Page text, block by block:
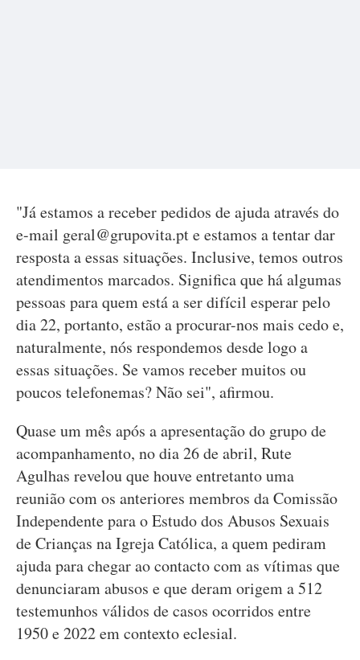
"Já estamos a receber pedidos de ajuda através do
e-mail geral@grupovita.pte estamos a tentar dar
resposta a essas situações. Inclusive, temos outros
atendimentos marcados. Significa que há algumas
pessoas para quem está a ser difícil esperar pelo
dia 22, portanto, estão a procurar-nos mais cedo e,
naturalmente, nós respondemos desde logo a
essas situações. Se vamos receber muitos ou
poucos telefonemas? Não sei", afirmou.
Quase um mês após a apresentação do grupo de
acompanhamento, no dia 26 de abril, Rute
Agulhas revelou que houve entretanto uma
reunião com os anteriores membros da Comissão
Independente para o Estudo dos Abusos Sexuais
de Crianças na Igreja Católica, a quem pediram
ajuda para chegar ao contacto com as vítimas que
denunciaram abusos e que deram origem a 512
testemunhos válidos de casos ocorridos entre
1950 e 2022 em contexto eclesial.